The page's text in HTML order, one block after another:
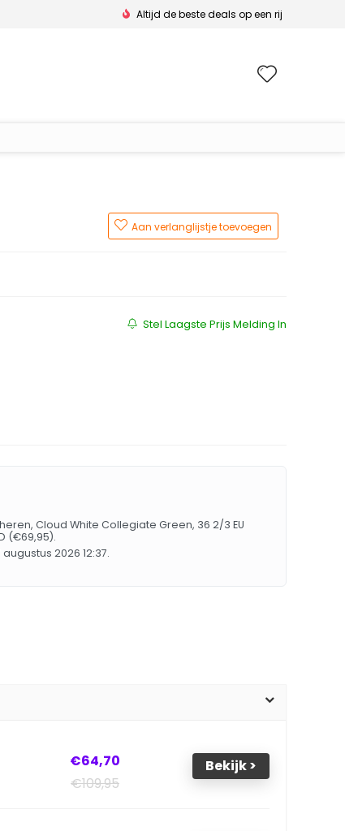
Altijd de beste deals op een rij
Aan verlanglijstje toevoegen
Stel Laagste Prijs Melding In
€69.95.
Cloud White Collegiate Green, 36 2/3 EU
(€69,95).
2026 12:37.
€64,70
€109,95
Bekijk >